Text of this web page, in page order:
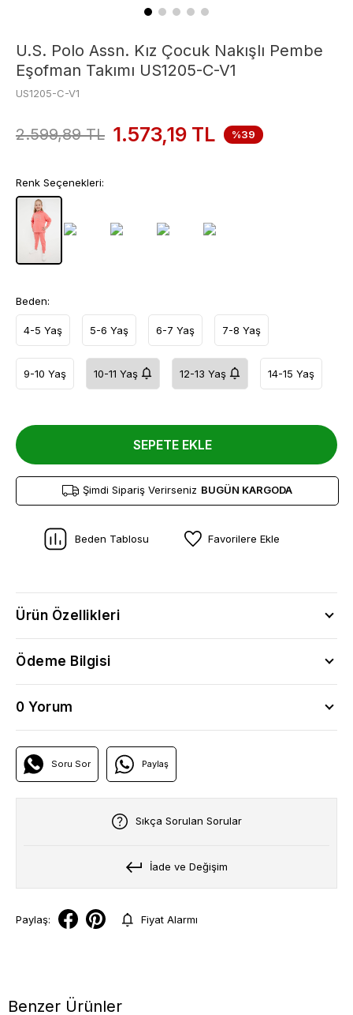
U.S. Polo Assn. Kız Çocuk Nakışlı Pembe
Eşofman Takımı US1205-C-V1
US1205-C-V1
2.599,89TL 1.573,19 TL %39
Renk Seçenekleri:
Beden:
4-5 Yaş 5-6 Yaş 6-7 Yaş 7-8 Yaş
9-10 Yaş 10-11 Yaş 12-13 Yaş 14-15 Yaş
SEPETE EKLE
Şimdi Sipariş Verirseniz BUGÜN KARGODA
Beden Tablosu Favorilere Ekle
Ürün Özellikleri
Ödeme Bilgisi
0 Yorum
Soru Sor Paylaş
Sıkça Sorulan Sorular
İade ve Değişim
Paylaş: Fiyat Alarmı
Benzer Ürünler